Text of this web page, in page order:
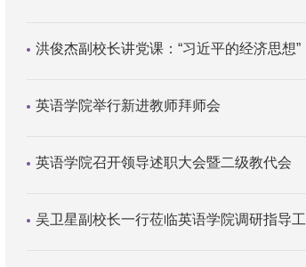
洪俊杰副校长讲党课：“习近平的经济思想”
英语学院举行新进教师拜师会
英语学院召开领导述职大会暨二级教代会
吴卫星副校长一行莅临英语学院调研指导